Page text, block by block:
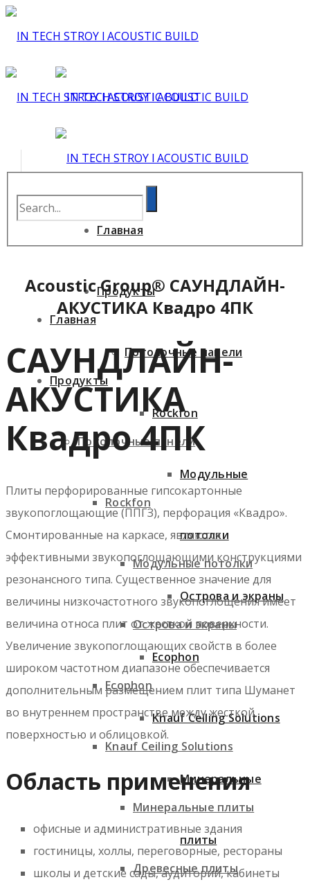
Главная
Продукты
Потолочные панели
Rockfon
Модульные потолки
Острова и экраны
Ecophon
Knauf Ceiling Solutions
Минеральные плиты
Древесные плиты
Главная
Продукты
Потолочные панели
Rockfon
Модульные
потолки
Острова и экраны
Ecophon
Knauf Ceiling Solutions
Минеральные
плиты
Acoustic Group® САУНДЛАЙН-
АКУСТИКА Квадро 4ПК
САУНДЛАЙН-
АКУСТИКА
Квадро 4ПК
Плиты перфорированные гипсокартонные
звукопоглощающие (ППГЗ), перфорация «Квадро».
Смонтированные на каркасе, являются
эффективными звукопоглощающими конструкциями
резонансного типа. Существенное значение для
величины низкочастотного звукопоглощения имеет
величина относа плит от жесткой поверхности.
Увеличение звукопоглощающих свойств в более
широком частотном диапазоне обеспечивается
дополнительным размещением плит типа Шуманет
во внутреннем пространстве между жесткой
поверхностью и облицовкой.
Область применения
офисные и административные здания
гостиницы, холлы, переговорные, рестораны
школы и детские сады, аудитории, кабинеты